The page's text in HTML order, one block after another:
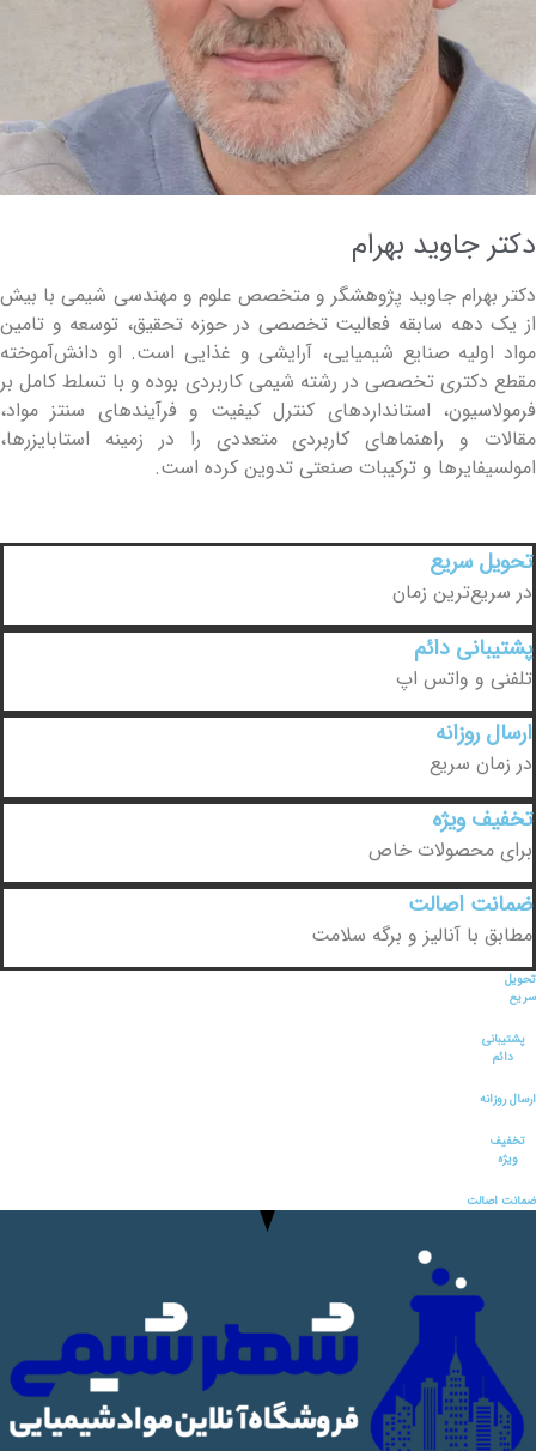
دکتر جاوید بهرام
دکتر بهرام جاوید پژوهشگر و متخصص علوم و مهندسی شیمی با بیش
از یک دهه سابقه فعالیت تخصصی در حوزه تحقیق، توسعه و تامین
مواد اولیه صنایع شیمیایی، آرایشی و غذایی است. او دانش‌آموخته
مقطع دکتری تخصصی در رشته شیمی کاربردی بوده و با تسلط کامل بر
فرمولاسیون، استانداردهای کنترل کیفیت و فرآیندهای سنتز مواد،
مقالات و راهنماهای کاربردی متعددی را در زمینه استابایزرها،
امولسیفایرها و ترکیبات صنعتی تدوین کرده است.
تحویل سریع
در سریع‌ترین زمان
پشتیبانی دائم
تلفنی و واتس اپ
ارسال روزانه
در زمان سریع
تخفیف ویژه
برای محصولات خاص
ضمانت اصالت
مطابق با آنالیز و برگه سلامت
تحویل
سریع
پشتیبانی
دائم
ارسال روزانه
تخفیف
ویژه
ضمانت اصالت